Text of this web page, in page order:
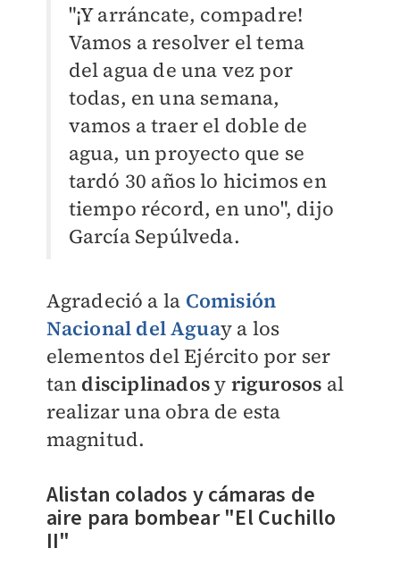
"¡Y arráncate, compadre!
Vamos a resolver el tema
del agua de una vez por
todas, en una semana,
vamos a traer el doble de
agua, un proyecto que se
tardó 30 años lo hicimos en
tiempo récord, en uno", dijo
García Sepúlveda.
Agradeció a la Comisión
Nacional del Aguay a los
elementos del Ejército por ser
tan disciplinadosy rigurosos al
realizar una obra de esta
magnitud.
Alistan colados y cámaras de
aire para bombear"El Cuchillo
II"